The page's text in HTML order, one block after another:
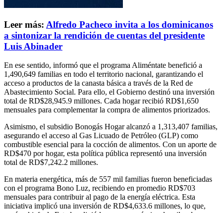
Leer más: Alfredo Pacheco invita a los dominicanos
a sintonizar la rendición de cuentas del presidente
Luis Abinader
En ese sentido, informó que el programa Aliméntate benefició a
1,490,649 familias en todo el territorio nacional, garantizando el
acceso a productos de la canasta básica a través de la Red de
Abastecimiento Social. Para ello, el Gobierno destinó una inversión
total de RD$28,945.9 millones. Cada hogar recibió RD$1,650
mensuales para complementar la compra de alimentos priorizados.
Asimismo, el subsidio Bonogás Hogar alcanzó a 1,313,407 familias,
asegurando el acceso al Gas Licuado de Petróleo (GLP) como
combustible esencial para la cocción de alimentos. Con un aporte de
RD$470 por hogar, esta política pública representó una inversión
total de RD$7,242.2 millones.
En materia energética, más de 557 mil familias fueron beneficiadas
con el programa Bono Luz, recibiendo en promedio RD$703
mensuales para contribuir al pago de la energía eléctrica. Esta
iniciativa implicó una inversión de RD$4,633.6 millones, lo que,